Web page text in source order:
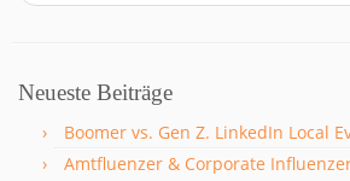
Neueste Beiträge
Boomer vs. Gen Z. LinkedIn Local
Amtfluenzer & Corporate